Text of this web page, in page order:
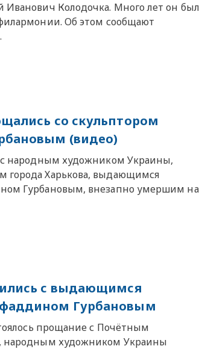
Колодочка. Много лет он был
Об этом сообщают
со скульптором
(видео)
с народным художником Украины,
города Харькова, выдающимся
Гурбановым, внезапно умершим на
с выдающимся
Гурбановым
прощание с Почётным
народным художником Украины